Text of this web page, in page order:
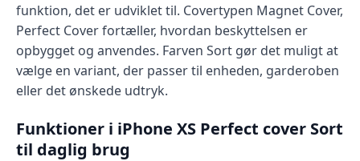
funktion, det er udviklet til. Covertypen Magnet Cover,
Perfect Cover fortæller, hvordan beskyttelsen er
opbygget og anvendes. Farven Sort gør det muligt at
vælge en variant, der passer til enheden, garderoben
eller det ønskede udtryk.
Funktioner i iPhone XS Perfect cover Sort
til daglig brug